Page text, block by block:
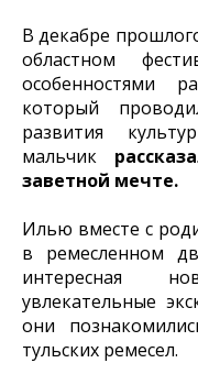
В декабре
областном
особенностями
который
развития
мальчик
заветной мечте.
Илью вместе с
в ремесленном
интересная
увлекательные
они
тульских ремесел.